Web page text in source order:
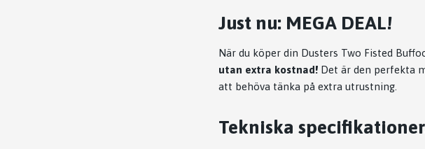
Just nu: MEGA DEAL!
När du köper din Dusters Two Fisted
utan extra kostnad! Det är den perfekta
att behöva tänka på extra utrustning.
Tekniska